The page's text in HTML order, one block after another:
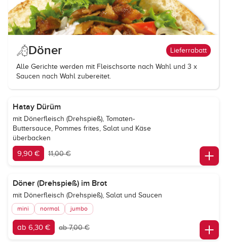
Döner Lieferrabatt
Alle Gerichte werden mit Fleischsorte nach Wahl und 3 x
Saucen nach Wahl zubereitet.
Hatay Dürüm
mit Dönerfleisch (Drehspieß), Tomaten-
Buttersauce, Pommes frites, Salat und Käse
überbacken
9,90 € 11,00 €
Döner (Drehspieß) im Brot
mit Dönerfleisch (Drehspieß), Salat und Saucen
mini normal jumbo
ab 6,30 € ab 7,00 €